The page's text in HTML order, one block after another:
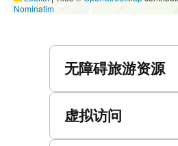
Nominatim
无障碍旅游资源
虚拟访问